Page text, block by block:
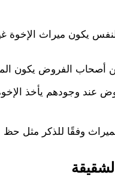
يكون ميراث الإخوة
أصحاب الفروض يكون
عند وجودهم يأخذ
وفقًا للذكر مثل حظ